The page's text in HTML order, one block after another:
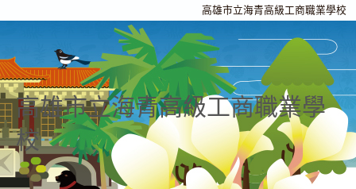
高雄市立海青高級工商職業學校
高雄市立海青高級工商職業學
校